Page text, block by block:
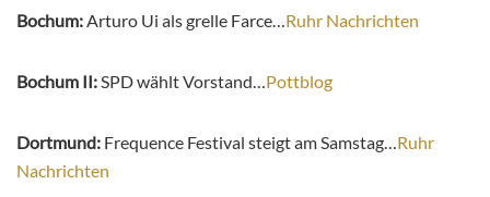
Bochum: Arturo Ui als grelle Farce… Ruhr Nachrichten
Bochum II: SPD wählt Vorstand… Pottblog
Dortmund: Frequence Festival steigt am Samstag… Ruhr
Nachrichten